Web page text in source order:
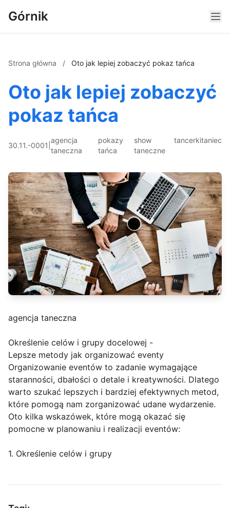
Górnik
Strona główna / Oto jak lepiej zobaczyć pokaz tańca
Oto jak lepiej zobaczyć
pokaz tańca
30.11.-0001
agencja
taneczna
pokazy
tańca
show
taneczne
tancerkitaniec
agencja taneczna
Określenie celów i grupy docelowej -
Lepsze metody jak organizować eventy
Organizowanie eventów to zadanie wymagające
staranności, dbałości o detale i kreatywności. Dlatego
warto szukać lepszych i bardziej efektywnych metod,
które pomogą nam zorganizować udane wydarzenie.
Oto kilka wskazówek, które mogą okazać się
pomocne w planowaniu i realizacji eventów:
1. Określenie celów i grupy